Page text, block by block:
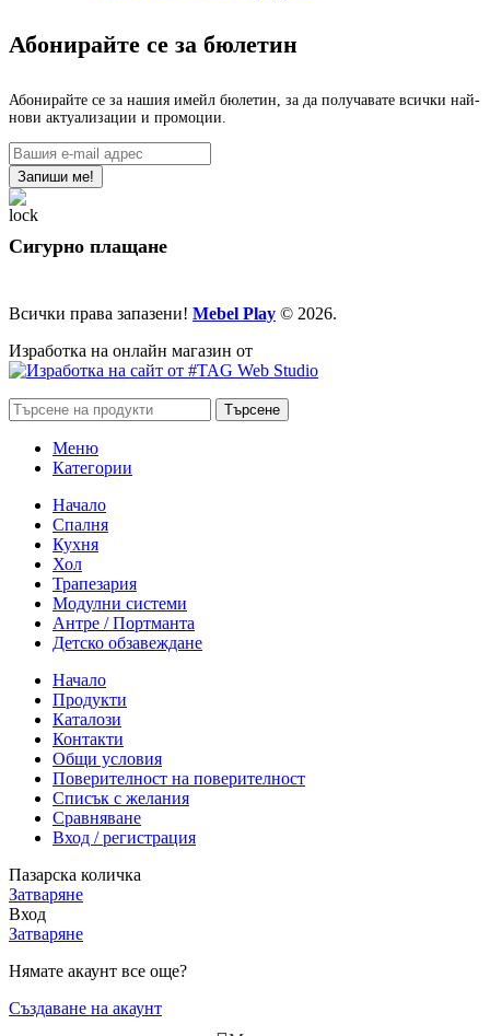
Абонирайте се за бюлетин
Абонирайте се за нашия имейл бюлетин, за да получавате всички най-
нови актуализации и промоции.
Сигурно плащане
Всички права запазени! Mebel Play © 2026.
Изработка на онлайн магазин от
Търсене
Меню
Категории
Начало
Спалня
Кухня
Хол
Трапезария
Модулни системи
Антре / Портманта
Детско обзавеждане
Начало
Продукти
Каталози
Контакти
Общи условия
Поверителност на поверителност
Списък с желания
Сравняване
Вход / регистрация
Пазарска количка
Затваряне
Вход
Затваряне
Нямате акаунт все още?
Създаване на акаунт